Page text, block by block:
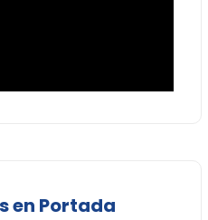
en Portada